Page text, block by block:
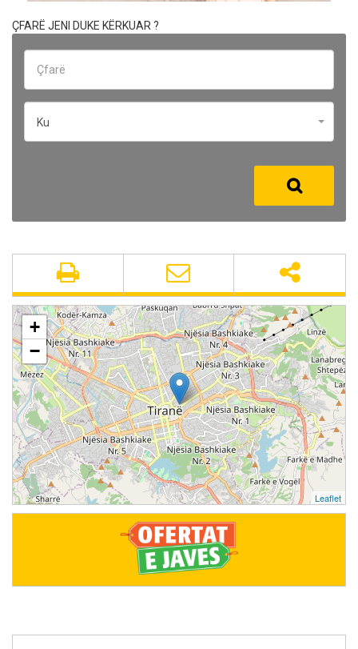
ÇFARË JENI DUKE KËRKUAR ?
Ku
+
−
Leaflet